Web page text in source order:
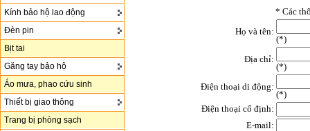
Kính bảo hộ lao động
Đèn pin
Bịt tai
Găng tay bảo hộ
Áo mưa, phao cứu sinh
Thiết bị giao thông
Trang bị phòng sạch
* Các
Họ và tên:
(*)
Địa chỉ:
(*)
Điện thoại di động:
(*)
Điện thoại cố định:
E-mail: